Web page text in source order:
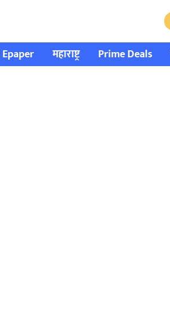
महाराष्ट्र Prime Deals